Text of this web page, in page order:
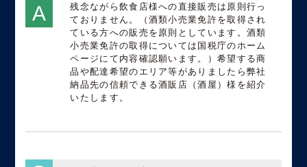
残念ながら飲食店様への直接販売は原則行っ
ておりません。（酒類小売業免許を取得され
ている方への販売を原則としています。酒類
小売業免許の取得については国税庁のホーム
ページにて内容確認願います。）希望する商
品や配達希望のエリア等がありましたら弊社
納品先の信頼できる酒販店（酒屋）様を紹介
いたします。